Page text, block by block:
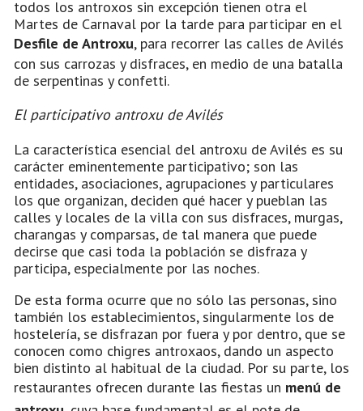
todos los antroxos sin excepción tienen otra el
Martes de Carnaval por la tarde para participar en el
Desfile de Antroxu, para recorrer las calles de Avilés
con sus carrozas y disfraces, en medio de una batalla
de serpentinas y confetti.
El participativo antroxu de Avilés
La característica esencial del antroxu de Avilés es su
carácter eminentemente participativo; son las
entidades, asociaciones, agrupaciones y particulares
los que organizan, deciden qué hacer y pueblan las
calles y locales de la villa con sus disfraces, murgas,
charangas y comparsas, de tal manera que puede
decirse que casi toda la población se disfraza y
participa, especialmente por las noches.
De esta forma ocurre que no sólo las personas, sino
también los establecimientos, singularmente los de
hostelería, se disfrazan por fuera y por dentro, que se
conocen como chigres antroxaos, dando un aspecto
bien distinto al habitual de la ciudad. Por su parte, los
restaurantes ofrecen durante las fiestas un menú de